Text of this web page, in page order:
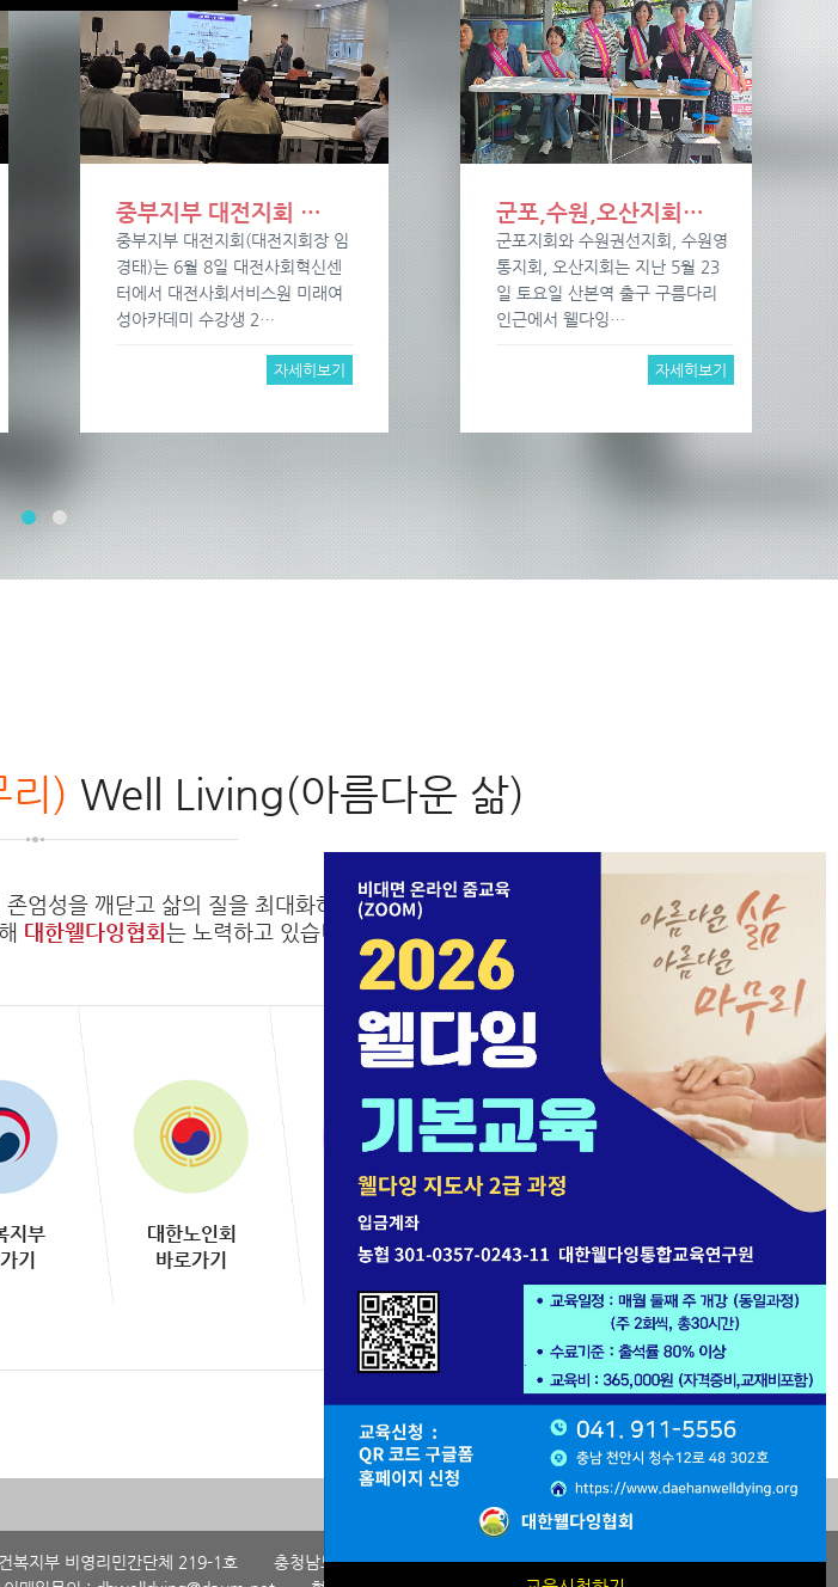
중부지부 대전지회 …
중부지부 대전지회(대전지회장 임
경태)는 6월 8일 대전사회혁신센
터에서 대전사회서비스원 미래여
성아카데미 수강생 2…
자세히보기
군포,수원,오산지회…
군포지회와 수원권선지회, 수원영
통지회, 오산지회는 지난 5월 23
일 토요일 산본역 출구 구름다리
인근에서 웰다잉…
자세히보기
리) Well Living(아름다운 삶)
엄성을 깨닫고 삶의 질을 최대화하며 개인과 사회가 건강
대한웰다잉협회 는 노력하고 있습니다.
지부
기
대한노인회
바로가기
한국장례문화
진흥원
바로가기
바로가기
지부 비영리민간단체 219-1호
충청남도 천안시 동남구 청수 12로 48, 302호